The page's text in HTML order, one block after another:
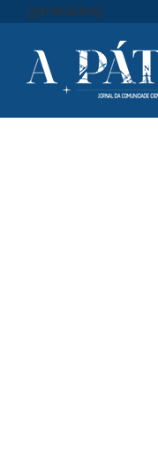
[gtranslate]